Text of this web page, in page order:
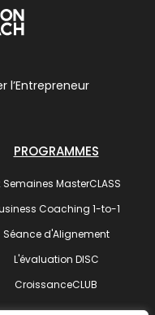
l’Entrepreneur
PROGRAMMES
Semaines MasterCLASS
Coaching 1-to-1
Séance d'Alignement
L'évaluation DISC
CroissanceCLUB